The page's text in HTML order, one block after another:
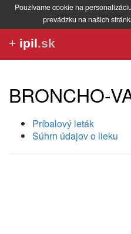
Používame cookie na
prevádzku na našich
+ ipil.sk
BRONCHO-
Príbalový leták
Súhrn údajov o lieku